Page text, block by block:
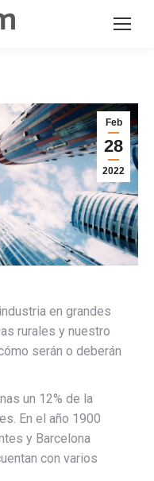
Feb
28
2022
en grandes
rurales y nuestro
serán o deberán
un 12% de la
En el año 1900
y Barcelona
con varios